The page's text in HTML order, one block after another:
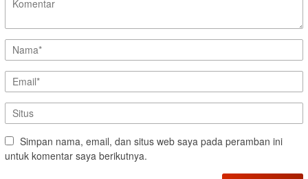
Simpan nama, email, dan situs web saya pada peramban ini
untuk komentar saya berikutnya.